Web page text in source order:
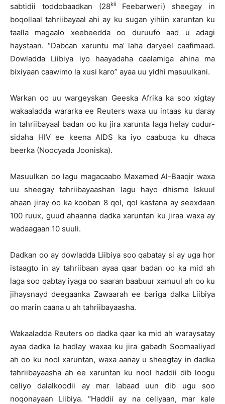
sabtidii toddobaadkan (28kii Feebarweri) sheegay in
boqollaal tahriibayaal ahi ay ku sugan yihiin xaruntan ku
taalla magaalo xeebeedda oo duruufo aad u adagi
haystaan. “Dabcan xaruntu ma’ laha daryeel caafimaad.
Dowladda Liibiya iyo haayadaha caalamiga ahina ma
bixiyaan caawimo la xusi karo” ayaa uu yidhi masuulkani.
Warkan oo uu wargeyskan Geeska Afrika ka soo xigtay
wakaaladda wararka ee Reuters waxa uu intaas ku daray
in tahriibayaal badan oo ku jira xarunta laga helay cudur-
sidaha HIV ee keena AIDS ka iyo caabuqa ku dhaca
beerka (Noocyada Jooniska).
Masuulkan oo lagu magacaabo Maxamed Al-Baaqir waxa
uu sheegay tahriibayaashan lagu hayo dhisme Iskuul
ahaan jiray oo ka kooban 8 qol, qol kastana ay seexdaan
100 ruux, guud ahaanna dadka xaruntan ku jiraa waxa ay
wadaagaan 10 suuli.
Dadkan oo ay dowladda Liibiya soo qabatay si ay uga hor
istaagto in ay tahriibaan ayaa qaar badan oo ka mid ah
laga soo qabtay iyaga oo saaran baabuur xamuul ah oo ku
jihaysnayd deegaanka Zawaarah ee bariga dalka Liibiya
oo marin caana u ah tahriibayaasha.
Wakaaladda Reuters oo dadka qaar ka mid ah waraysatay
ayaa dadka la hadlay waxaa ku jira gabadh Soomaaliyad
ah oo ku nool xaruntan, waxa aanay u sheegtay in dadka
tahriibayaasha ah ee xaruntan ku nool haddii dib loogu
celiyo dalalkoodii ay mar labaad uun dib ugu soo
noqonayaan Liibiya. “Haddii ay na celiyaan, mar kale